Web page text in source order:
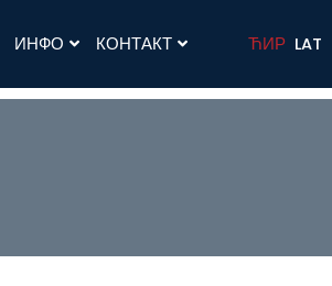
ИНФО КОНТАКТ ЋИР LAT